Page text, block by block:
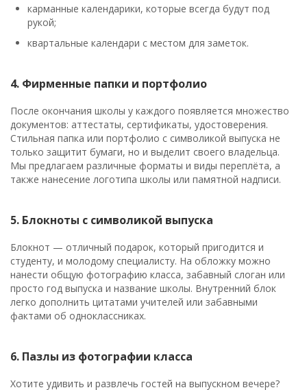
карманные календарики, которые всегда будут под
рукой;
квартальные календари с местом для заметок.
4. Фирменные папки и портфолио
После окончания школы у каждого появляется множество
документов: аттестаты, сертификаты, удостоверения.
Стильная папка или портфолио с символикой выпуска не
только защитит бумаги, но и выделит своего владельца.
Мы предлагаем различные форматы и виды переплёта, а
также нанесение логотипа школы или памятной надписи.
5. Блокноты с символикой выпуска
Блокнот — отличный подарок, который пригодится и
студенту, и молодому специалисту. На обложку можно
нанести общую фотографию класса, забавный слоган или
просто год выпуска и название школы. Внутренний блок
легко дополнить цитатами учителей или забавными
фактами об одноклассниках.
6. Пазлы из фотографии класса
Хотите удивить и развлечь гостей на выпускном вечере?